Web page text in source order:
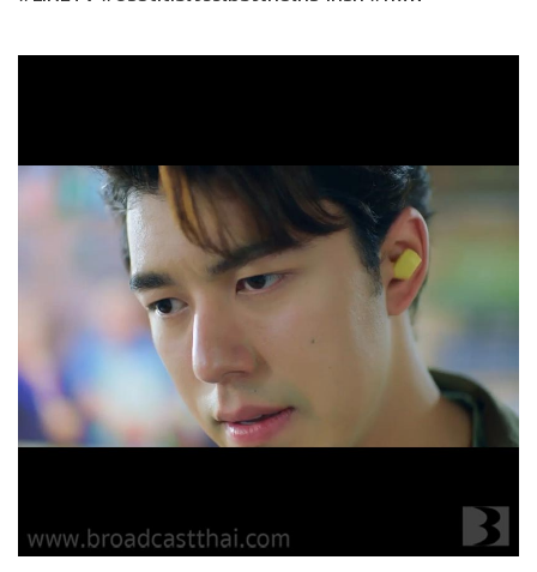
12-02-2564 สปาร์คใจนายจอมหยิ่ง